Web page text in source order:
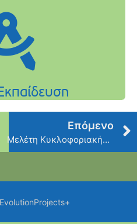
Επόμενο
Μελέτη Κυκλοφοριακής Οργάνωσης Φιλοθέης
EvolutionProjects+